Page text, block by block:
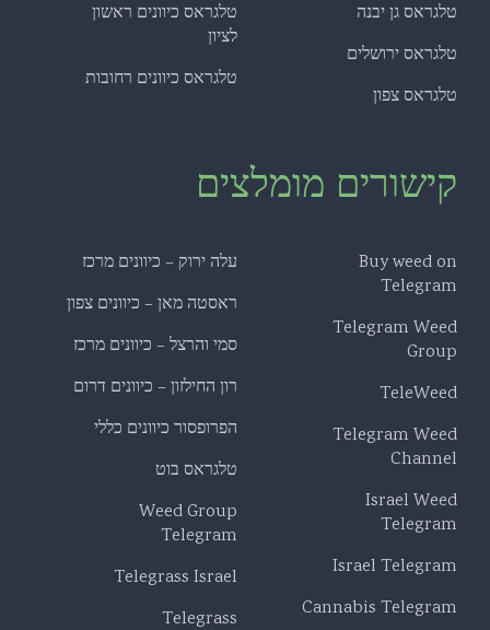
טלגראס כיוונים ראשון
לציון
טלגראס כיוונים רחובות
טלגראס גן יבנה
טלגראס ירושלים
טלגראס צפון
קישורים מומלצים
עלה ירוק – כיוונים מרכז
ראסטה מאן – כיוונים צפון
סמי והרצל – כיוונים מרכז
רון החילזון – כיוונים דרום
הפרופסור כיוונים כללי
טלגראס בוט
Weed Group
Telegram
Telegrass Israel
Telegrass
Buy weed on
Telegram
Telegram Weed
Group
TeleWeed
Telegram Weed
Channel
Israel Weed
Telegram
Israel Telegram
Cannabis Telegram